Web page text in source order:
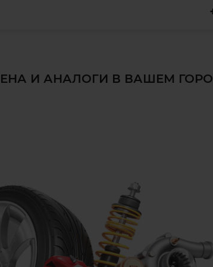
ЦЕНА И АНАЛОГИ В ВАШЕМ